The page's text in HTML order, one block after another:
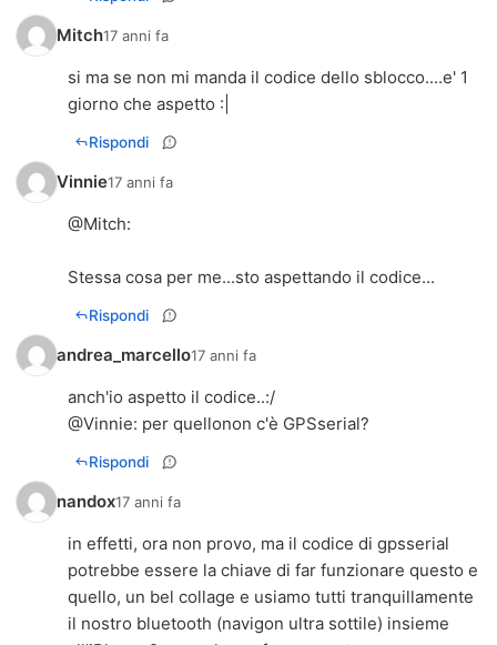
Mitch17 anni fa
si ma se non mi manda il codice dello sblocco....e' 1
giorno che aspetto :|
Rispondi
Vinnie17 anni fa
@Mitch:
Stessa cosa per me...sto aspettando il codice...
Rispondi
andrea_marcello17 anni fa
anch'io aspetto il codice..:/
@Vinnie: per quellonon c'è GPSserial?
Rispondi
nandox17 anni fa
in effetti, ora non provo, ma il codice di gpsserial
potrebbe essere la chiave di far funzionare questo e
quello, un bel collage e usiamo tutti tranquillamente
il nostro bluetooth (navigon ultra sottile) insieme